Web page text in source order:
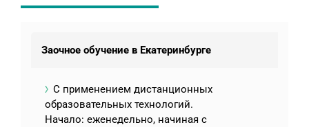
Заочное обучение в Екатеринбурге
С применением дистанционных
образовательных технологий.
Начало: еженедельно, начиная с